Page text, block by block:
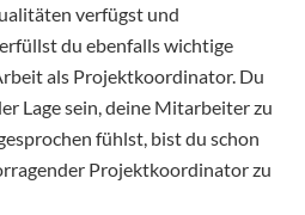
verfügst und
du ebenfalls wichtige
als Projektkoordinator. Du
Lage sein, deine Mitarbeiter zu
fühlst, bist du schon
Projektkoordinator zu